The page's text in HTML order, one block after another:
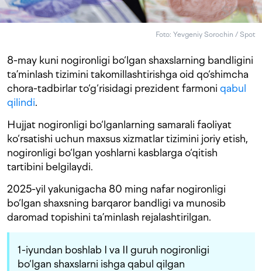
Foto: Yevgeniy Sorochin / Spot
8-may kuni nogironligi bo‘lgan shaxslarning bandligini
ta’minlash tizimini takomillashtirishga oid qo‘shimcha
chora-tadbirlar to‘g‘risidagi prezident farmoni qabul
qilindi.
Hujjat nogironligi bo‘lganlarning samarali faoliyat
ko‘rsatishi uchun maxsus xizmatlar tizimini joriy etish,
nogironligi bo‘lgan yoshlarni kasblarga o‘qitish
tartibini belgilaydi.
2025-yil yakunigacha 80 ming nafar nogironligi
bo‘lgan shaxsning barqaror bandligi va munosib
daromad topishini ta’minlash rejalashtirilgan.
1-iyundan boshlab I va II guruh nogironligi
bo‘lgan shaxslarni ishga qabul qilgan